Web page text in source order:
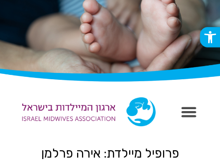
פתח סרגל נגישות
פרופיל מיילדת: אירה פרלמן